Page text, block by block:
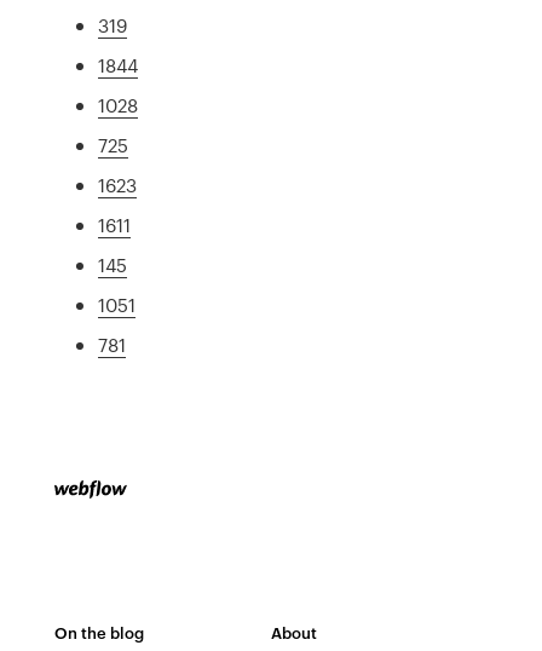
319
1844
1028
725
1623
1611
145
1051
781
On the blog About